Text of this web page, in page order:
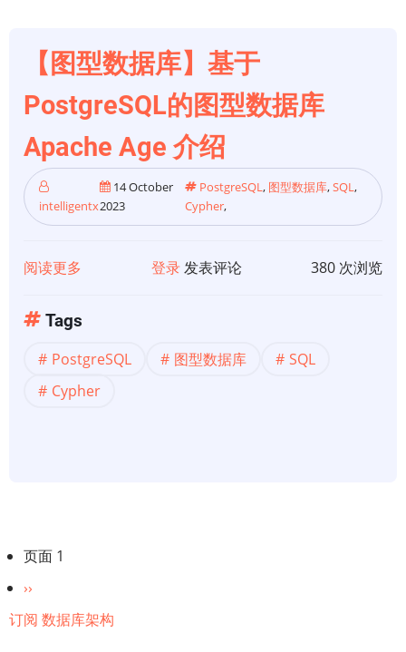
装
PostgreSQL+Apache
AGE
分
指
南
【图型数据库】基于
PostgreSQL的图型数据库
Apache Age 介绍
intelligentx
14 October
2023
PostgreSQL , 图型数据库,SQL ,
Cypher,
阅读更多
数
据
据
库
登录发表评论 380 次浏览
Tags
PostgreSQL 图型数据库
SQL
Cypher
分
页
页面 1
下
一
››
订阅 数据库架构